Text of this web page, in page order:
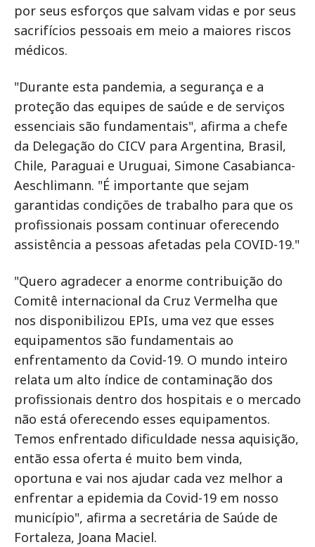
por seus esforços que salvam vidas e por seus
sacrifícios pessoais em meio a maiores riscos
médicos.
"Durante esta pandemia, a segurança e a
proteção das equipes de saúde e de serviços
essenciais são fundamentais", afirma a chefe
da Delegação do CICV para Argentina, Brasil,
Chile, Paraguai e Uruguai, Simone Casabianca-
Aeschlimann. "É importante que sejam
garantidas condições de trabalho para que os
profissionais possam continuar oferecendo
assistência a pessoas afetadas pela COVID-19."
"Quero agradecer a enorme contribuição do
Comitê internacional da Cruz Vermelha que
nos disponibilizou EPIs, uma vez que esses
equipamentos são fundamentais ao
enfrentamento da Covid-19. O mundo inteiro
relata um alto índice de contaminação dos
profissionais dentro dos hospitais e o mercado
não está oferecendo esses equipamentos.
Temos enfrentado dificuldade nessa aquisição,
então essa oferta é muito bem vinda,
oportuna e vai nos ajudar cada vez melhor a
enfrentar a epidemia da Covid-19 em nosso
município", afirma a secretária de Saúde de
Fortaleza, Joana Maciel.